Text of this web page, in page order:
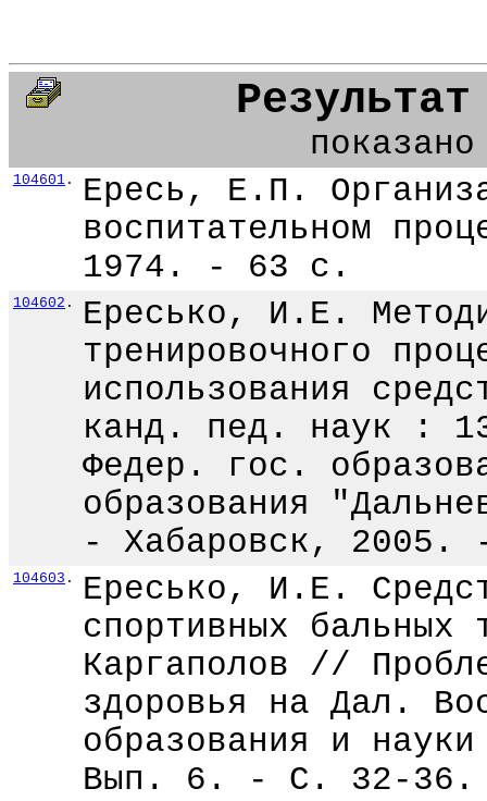
104601 .
Ересь, Е.П.
воспитательном
1974. - 63 с.
104602 .
Ересько, И.Е.
тренировочного
использования
канд. пед. наук :
Федер. гос.
образования
- Хабаровск,
104603 .
Ересько, И.Е.
спортивных
Каргаполов //
здоровья на Дал.
образования и
Вып. 6. - С. 32-36.